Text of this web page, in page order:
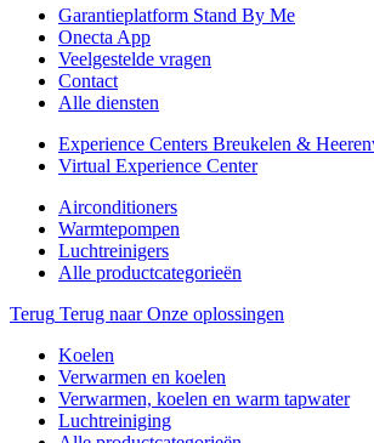
Garantieplatform Stand By Me
Onecta App
Veelgestelde vragen
Contact
Alle diensten
Experience Centers Breukelen &
Virtual Experience Center
Airconditioners
Warmtepompen
Luchtreinigers
Alle productcategorieën
Terug Terug naar Onze oplossingen
Koelen
Verwarmen en koelen
Verwarmen, koelen en warm tapwater
Luchtreiniging